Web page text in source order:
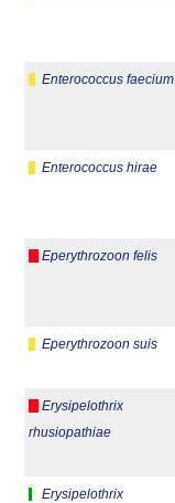
Enterococcus faecium
Enterococcus hirae
Eperythrozoon felis
Eperythrozoon suis
Erysipelothrix
rhusiopathiae
Erysipelothrix